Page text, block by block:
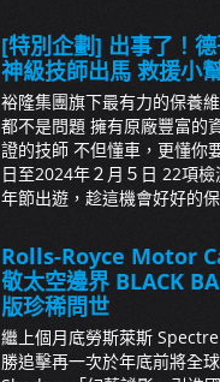
[特別企劃] 出事了！
神級技師出馬 救援小
裕隆集團旗下最有力的保養
都不是問題 擁有原廠豐富的
證的技師 不但懂車，更懂你
日至2024年２月５日 22項
年節出遊，趁這機會好好的
Rolls-Royce Motor
敬太空邊界 BLACK
版珍稀問世
繼上個月底勞斯萊斯
勝追擊再一次於年底前將全